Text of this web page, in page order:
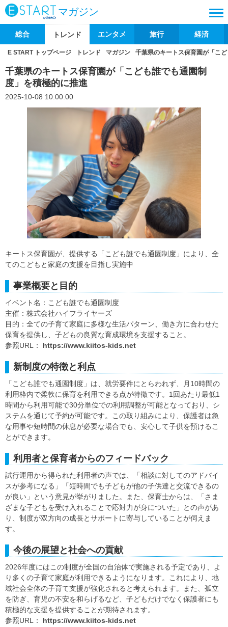
マガジン
総合 トレンド エンタメ 旅行 経済
E START トップページ トレンド マガジン 千葉県のキートス保育園が「こ
千葉県のキートス保育園が「こども誰でも通園制
度」を積極的に推進
2025-10-08 10:00:00
キートス保育園が、提供する「こども誰でも通園制度」により、全
てのこどもと家庭の支援を目指し実施中
事業概要と目的
イベント名：こども誰でも通園制度
主催：株式会社ハイフライヤーズ
目的：全ての子育て家庭に多様な生活パターン、働き方に合わせた
保育を提供し、子どもの良質な育成環境を支援すること。
参照URL： https://www.kiitos-kids.net
新制度の特徴と利点
「こども誰でも通園制度」は、就労要件にとらわれず、月10時間の
利用枠内で柔軟に保育を利用できる点が特徴です。1回あたり最低1
時間から利用可能で30分単位での利用調整が可能となっており、シ
ステムを通じて予約が可能です。この取り組みにより、保護者は急
な用事や短時間の休息が必要な場合でも、安心して子供を預けるこ
とができます。
利用者と保育者からのフィードバック
試行運用から得られた利用者の声では、「相談に対してのアドバイ
スが参考になる」「短時間でも子どもが他の子供達と交流できるの
が良い」という意見が挙がりました。また、保育士からは、「さま
ざまな子どもを受け入れることで応対力が身についた」との声があ
り、制度が双方向の成長とサポートに寄与していることが伺えま
す。
今後の展望と社会への貢献
2026年度にはこの制度が全国の自治体で実施される予定であり、よ
り多くの子育て家庭が利用できるようになります。これにより、地
域社会全体の子育て支援が強化されると考えられます。また、孤立
を防ぎ、育児の不安を和らげるなど、子どもだけでなく保護者にも
積極的な支援を提供することが期待されます。
参照URL： https://www.kiitos-kids.net